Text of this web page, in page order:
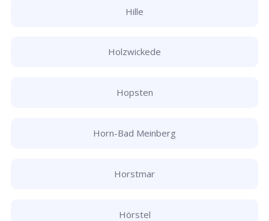
Hille
Holzwickede
Hopsten
Horn-Bad Meinberg
Horstmar
Hörstel